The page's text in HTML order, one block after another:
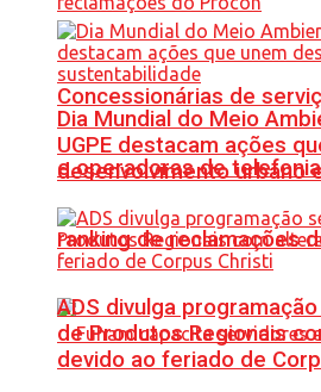
Concessionárias de
e operadoras de
ranking de reclamações
Dia Mundial do Meio
UGPE destacam ações
desenvolvimento urbano
ADS divulga
de Produtos Regionais
devido ao feriado de